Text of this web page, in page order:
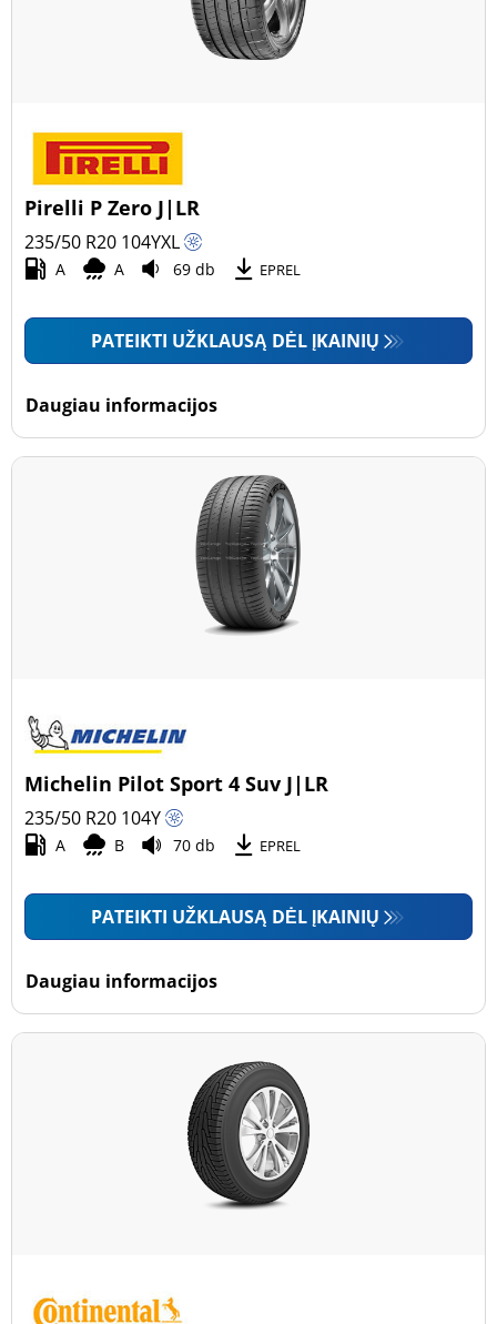
Pirelli P Zero J|LR
235/50 R20 104YXL
A A 69 db EPREL
PATEIKTI UŽKLAUSĄ DĖL ĮKAINIŲ
Daugiau informacijos
Michelin Pilot Sport 4 Suv J|LR
235/50 R20 104Y
A B 70 db EPREL
PATEIKTI UŽKLAUSĄ DĖL ĮKAINIŲ
Daugiau informacijos